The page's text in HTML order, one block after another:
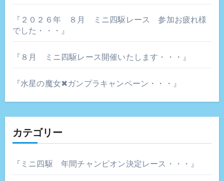
『２０２６年 ８月 ミニ四駆レース 参加お疲れ様
でした・・・』
『８月 ミニ四駆レース開催いたします・・・』
『水星の魔女✖ガンプラキャンペーン・・・』
カテゴリー
『ミニ四駆 年間チャンピオン決定レース・・・』